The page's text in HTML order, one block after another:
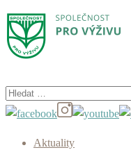
Skip
to
content
Aktuality